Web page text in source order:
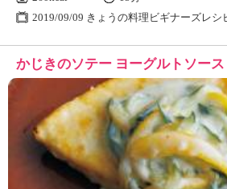
2019/09/09 きょうの料理ビギナーズレシ
かじきのソテー ヨーグルトソース